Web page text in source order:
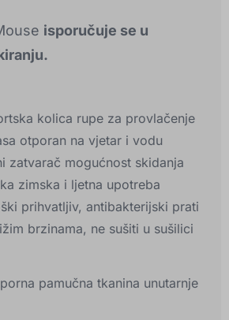
isporučuje se u
kolica rupe za provlačenje
otporan na vjetar i vodu
zatvarač mogućnost skidanja
zimska i ljetna upotreba
prihvatljiv, antibakterijski prati
brzinama, ne sušiti u sušilici
pamučna tkanina unutarnje